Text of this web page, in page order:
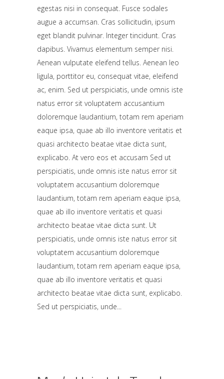
egestas nisi in consequat. Fusce sodales
augue a accumsan. Cras sollicitudin, ipsum
eget blandit pulvinar. Integer tincidunt. Cras
dapibus. Vivamus elementum semper nisi.
Aenean vulputate eleifend tellus. Aenean leo
ligula, porttitor eu, consequat vitae, eleifend
ac, enim. Sed ut perspiciatis, unde omnis iste
natus error sit voluptatem accusantium
doloremque laudantium, totam rem aperiam
eaque ipsa, quae ab illo inventore veritatis et
quasi architecto beatae vitae dicta sunt,
explicabo. At vero eos et accusam Sed ut
perspiciatis, unde omnis iste natus error sit
voluptatem accusantium doloremque
laudantium, totam rem aperiam eaque ipsa,
quae ab illo inventore veritatis et quasi
architecto beatae vitae dicta sunt. Ut
perspiciatis, unde omnis iste natus error sit
voluptatem accusantium doloremque
laudantium, totam rem aperiam eaque ipsa,
quae ab illo inventore veritatis et quasi
architecto beatae vitae dicta sunt, explicabo.
Sed ut perspiciatis, unde